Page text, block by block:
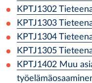
KPTJ1302
KPTJ1303
KPTJ1304
KPTJ1305
KPTJ1402 Muu